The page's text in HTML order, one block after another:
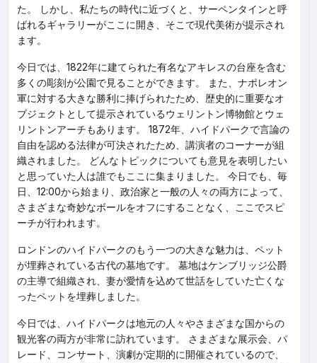
た。 しかし、私たちの時代に近づくと、サーペンタインと呼
ばれるギャラリーがここに開き、そこで現代美術が提示され
ます。
今日では、1822年に建てられた有名なアキレスの台座を含む
多くの彫刻が公園で見ることができます。 また、ナポレオン
軍に対する大きな勝利に捧げられたため、歴史的に重要なオ
ブジェクトとして提示されているウェリントン博物館とウェ
リントンアーチもあります。 1872年、ハイドパークで言論の
自由を認める法律が可決されたため、講演者のコーナーが組
織されました。 どんなトピックについても意見を表明したい
と思っていた人は誰でもここに集まりました。 今日でも、毎
日、12:00から始まり、政治家と一般の人々の両方によって、
さまざまな奇妙なボールをオフにすることなく、ここでスピ
ーチが行われます。
ロンドンのハイドパークのもう一つの大きな魅力は、ペット
が埋葬されている古代の墓地です。 墓地はケンブリッジ公爵
の主導で組織され、妻が愛情を込めて世話をしていた亡くな
ったペットを埋葬しました。
今日では、ハイドパークは地元の人々やさまざまな国からの
観光客の両方が非常に訪れています。 さまざまな展示会、パ
レード、コンサート、演劇が定期的に開催されているので、